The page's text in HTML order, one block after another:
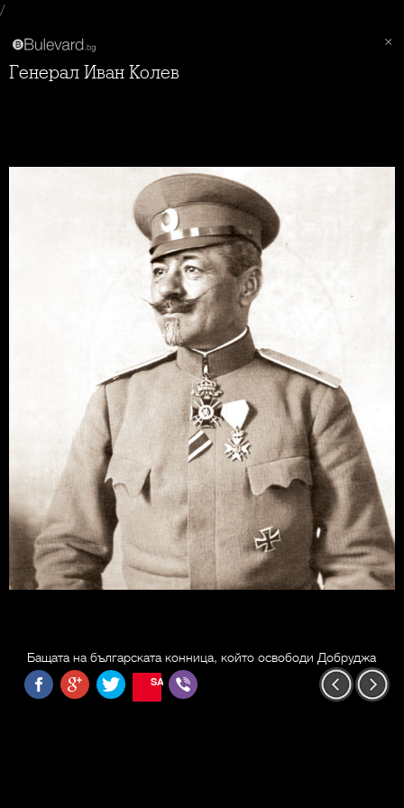
/
Генерал Иван Колев
Бащата на българската конница, който освободи Добруджа
SAVE